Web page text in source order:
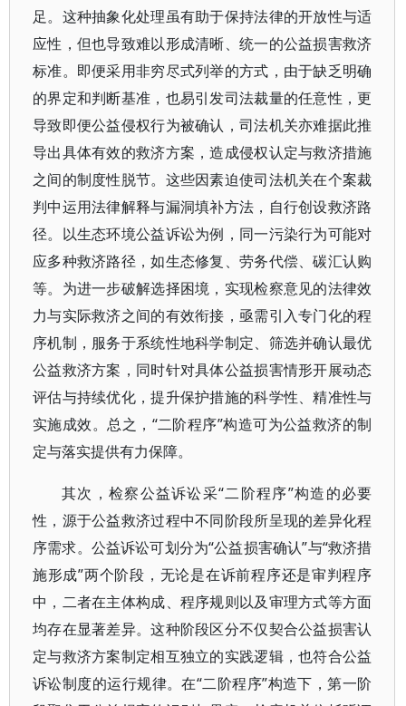
足。这种抽象化处理虽有助于保持法律的开放性与适
应性，但也导致难以形成清晰、统一的公益损害救济
标准。即便采用非穷尽式列举的方式，由于缺乏明确
的界定和判断基准，也易引发司法裁量的任意性，更
导致即便公益侵权行为被确认，司法机关亦难据此推
导出具体有效的救济方案，造成侵权认定与救济措施
之间的制度性脱节。这些因素迫使司法机关在个案裁
判中运用法律解释与漏洞填补方法，自行创设救济路
径。以生态环境公益诉讼为例，同一污染行为可能对
应多种救济路径，如生态修复、劳务代偿、碳汇认购
等。为进一步破解选择困境，实现检察意见的法律效
力与实际救济之间的有效衔接，亟需引入专门化的程
序机制，服务于系统性地科学制定、筛选并确认最优
公益救济方案，同时针对具体公益损害情形开展动态
评估与持续优化，提升保护措施的科学性、精准性与
实施成效。总之，“二阶程序”构造可为公益救济的制
定与落实提供有力保障。
其次，检察公益诉讼采“二阶程序”构造的必要
性，源于公益救济过程中不同阶段所呈现的差异化程
序需求。公益诉讼可划分为“公益损害确认”与“救济措
施形成”两个阶段，无论是在诉前程序还是审判程序
中，二者在主体构成、程序规则以及审理方式等方面
均存在显著差异。这种阶段区分不仅契合公益损害认
定与救济方案制定相互独立的实践逻辑，也符合公益
诉讼制度的运行规律。在“二阶程序”构造下，第一阶